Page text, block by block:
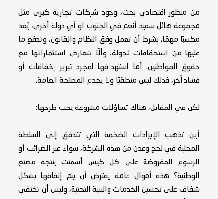
من منظور اقتصادي بحت، وجود شركات تجارية كبرى مثل
مجموعة هائل سعيد أنعم في الجنوب او أي دولة أخرى، يُعد
مكسبًا مهمًا، بشرط أن تعمل وفق النظام والقانون، وتدفع ما
عليها من استحقاقات للدولة، وألّا تتعارض استثماراتها مع
حقوق المواطنين. أما استهدافها لمجرد تبرير إخفاقات أو
فساد آخر، فذلك ليس منطقيًا ولا يخدم المصلحة العامة.
لكن في المقابل، هناك تساؤلات مشروعة يجب طرحها:
أين تذهب الإيرادات الضخمة التي تتدفق إلى السلطة
المحلية في لحج وعدن من هذه الشركة، سواء عبر الضرائب أو
الرسوم المفروضة على كل كيس أسمنت ينتجه مصنع
الوطنية؟ هذه أموال عامة يفترض أن يتم إنفاقها بشكل
شفاف على تحسين الخدمات والبنية التحتية، وليس أن تختفي